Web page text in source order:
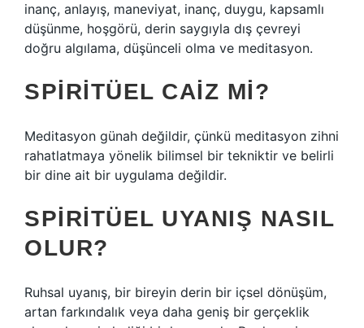
inanç, anlayış, maneviyat, inanç, duygu, kapsamlı
düşünme, hoşgörü, derin saygıyla dış çevreyi
doğru algılama, düşünceli olma ve meditasyon.
SPIRITÜEL CAIZ MI?
Meditasyon günah değildir, çünkü meditasyon zihni
rahatlatmaya yönelik bilimsel bir tekniktir ve belirli
bir dine ait bir uygulama değildir.
SPIRITÜEL UYANIŞ NASIL
OLUR?
Ruhsal uyanış, bir bireyin derin bir içsel dönüşüm,
artan farkındalık veya daha geniş bir gerçeklik